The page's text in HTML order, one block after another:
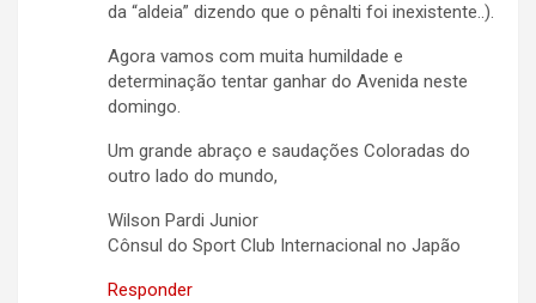
da “aldeia” dizendo que o pênalti foi inexistente..).
Agora vamos com muita humildade e
determinação tentar ganhar do Avenida neste
domingo.
Um grande abraço e saudações Coloradas do
outro lado do mundo,
Wilson Pardi Junior
Cônsul do Sport Club Internacional no Japão
Responder